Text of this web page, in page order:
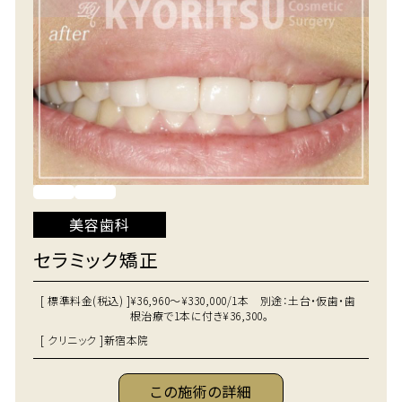
美容歯科
セラミック矯正
[ 標準料金(税込) ]¥36,960～¥330,000/1本 別途：土台・仮歯・歯
根治療で1本に付き¥36,300。
[ クリニック ]新宿本院
この施術の詳細